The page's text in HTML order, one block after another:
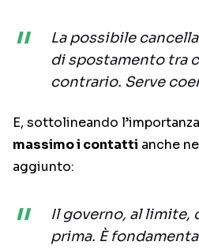
La possibile
di spostamento tra
contrario. Serve
E, sottolineando
massimo i contatti anche
aggiunto:
Il governo, al limite,
prima. È